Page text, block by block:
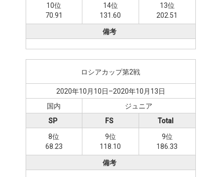
10位
70.91
14位
131.60
13位
202.51
備考
ロシアカップ第2戦
2020年10月10日–2020年10月13日
国内
ジュニア
SP
8位
68.23
FS
9位
118.10
Total
9位
186.33
備考